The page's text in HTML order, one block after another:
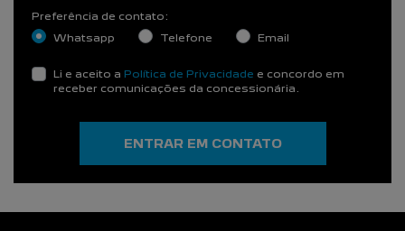
Preferência de contato:
Whatsapp
Telefone Email
Li e aceito a Política de Privacidade e concordo em
receber comunicações da concessionária.
ENTRAR EM CONTATO